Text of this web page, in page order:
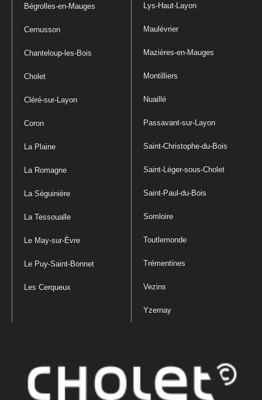
Bégrolles-en-Mauges
Cernusson
Chanteloup-les-Bois
Cholet
Cléré-sur-Layon
Coron
La Plaine
La Romagne
La Séguinière
La Tessoualle
Le May-sur-Èvre
Le Puy-Saint-Bonnet
Les Cerqueux
Lys-Haut-Layon
Maulévrier
Mazières-en-Mauges
Montilliers
Nuaillé
Passavant-sur-Layon
Saint-Christophe-du-Bois
Saint-Léger-sous-Cholet
Saint-Paul-du-Bois
Somloire
Toutlemonde
Trémentines
Vezins
Yzernay